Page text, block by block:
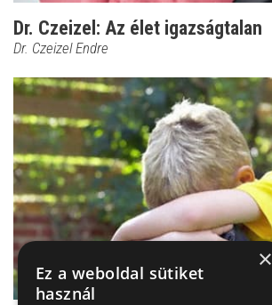
Dr. Czeizel: Az élet igazságtalan
Dr. Czeizel Endre
×
Ez a weboldal sütiket
használ